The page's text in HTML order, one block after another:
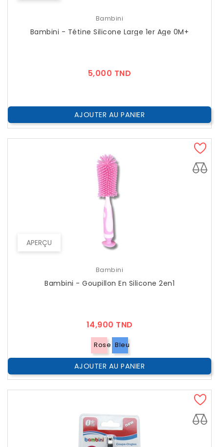
Bambini
Bambini - Tétine Silicone Large 1er Age 0M+
5,000 TND
AJOUTER AU PANIER
APERÇU
Bambini
Bambini - Goupillon En Silicone 2en1
14,900 TND
Rose Bleu
AJOUTER AU PANIER